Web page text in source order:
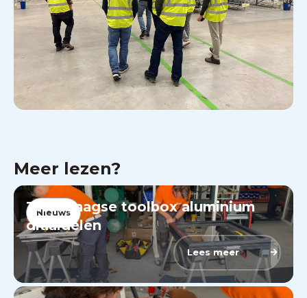
Meer lezen?
Nieuws
Tweedaagse toolbox aluminium
draaidelen
Lees meer